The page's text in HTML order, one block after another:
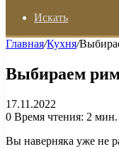
Искать
Главная/Кухня/
Выбираем
17.11.2022
0 Время чтения: 2 мин.
Вы наверняка уже не